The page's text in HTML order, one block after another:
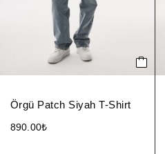
Örgü Patch Siyah T-Shirt
890.00₺